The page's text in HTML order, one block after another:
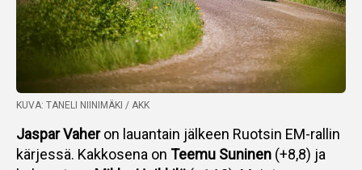
KUVA: TANELI NIINIMÄKI / AKK
Jaspar Vaheron lauantain jälkeen Ruotsin EM-rallin
kärjessä. Kakkosena on Teemu Suninen (+8,8) ja